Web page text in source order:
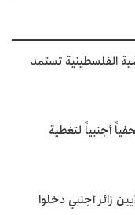
الفلسطينية تستمد
600 إعلامي و143 صحفياً أجنبياً لتغطية
الأمني: أكثر من 3 ملايين زائر أجنبي دخلوا